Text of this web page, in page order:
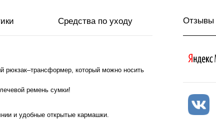
Средства по уходу
рюкзак–трансформер, который можно носить
ремень сумки!
и удобные открытые кармашки.
Отзывы